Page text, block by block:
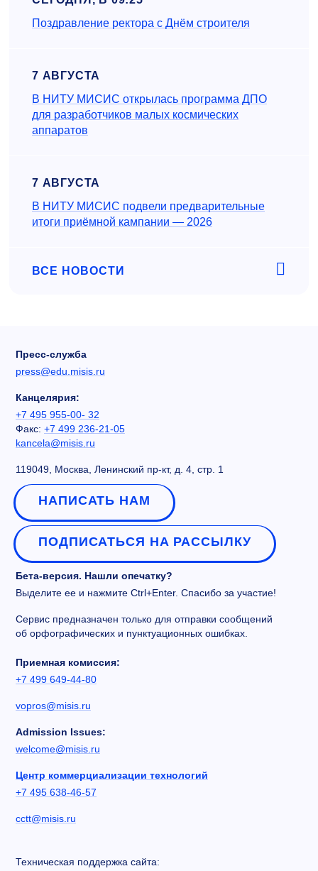
Поздравление ректора с Днём строителя
7 АВГУСТА
В НИТУ МИСИС открылась программа ДПО
для разработчиков малых космических
аппаратов
7 АВГУСТА
В НИТУ МИСИС подвели предварительные
итоги приёмной кампании — 2026
ВСЕ НОВОСТИ
Пресс-служба
press@edu.misis.ru
Канцелярия:
+7 495 955-00- 32
Факс: +7 499 236-21-05
kancela@misis.ru
119049, Москва, Ленинский пр-кт, д. 4, стр. 1
НАПИСАТЬ НАМ
ПОДПИСАТЬСЯ НА РАССЫЛКУ
Бета-версия. Нашли опечатку?
Выделите ее и нажмите Ctrl+Enter. Спасибо за участие!
Сервис предназначен только для отправки сообщений
об орфографических и пунктуационных ошибках.
Приемная комиссия:
+7 499 649-44-80
vopros@misis.ru
Admission Issues:
welcome@misis.ru
Центр коммерциализации технологий
+7 495 638-46-57
cctt@misis.ru
Техническая поддержка сайта: